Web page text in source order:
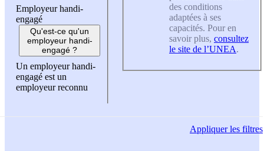
Employeur handi-
engagé
Qu'est-ce qu'un
employeur handi-
engagé ?
Un employeur handi-
engagé est un
employeur reconnu
des conditions
adaptées à ses
capacités. Pour en
savoir plus, consultez
le site de l’UNEA.
Appliquerles filtres